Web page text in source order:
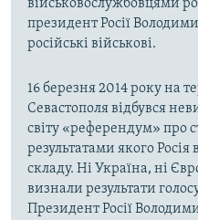
військовослужбовцями
президент Росії
російські військові.
16 березня 2014 року на
Севастополя відбувся
світу «референдум» про
результатами якого
складу. Ні Україна, ні
визнали результати
Президент Росії